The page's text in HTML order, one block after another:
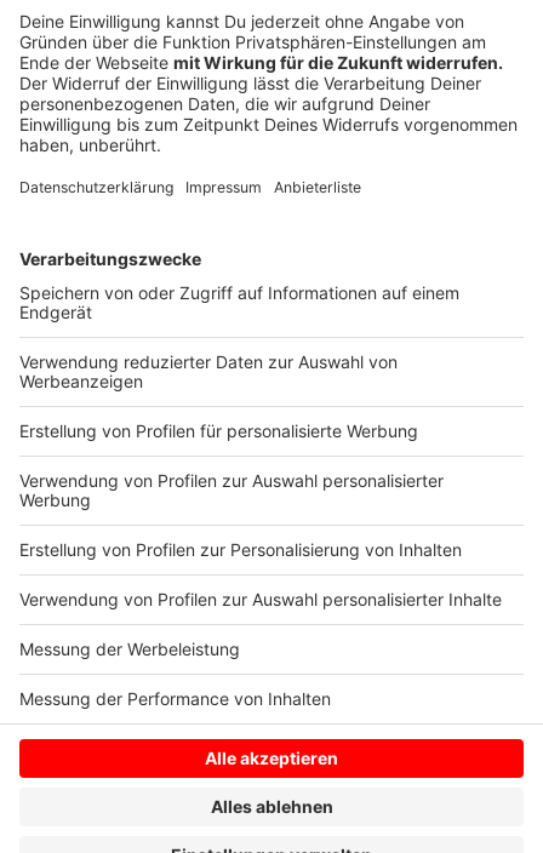
erkundet und es werden ordentlich Kilometer
zurückgelegt. Die Wertsachen und andere
Ausrüstungsgegenstände wie Regenjacke, Getränke
oder auch Tablet landen klassischerweise im
Rucksack. Allerdings ist der auch ein leichtes Opfer,
insbesondere in Situationen, in denen viel Gedränge
herrscht.
inzwischen von verschiedenen Herstellern. Und alle
haben eins gemeinsam: Die Reißverschlüsse und
Öffnungen sind versteckt. Oft befinden sie sich auf
der Rückenseite, sodass der Rucksack nicht zu öffnen
ist, wenn er normal getragen wird. Die etwas teureren
Modelle sind dabei sogar noch extra geschützt - vor
zum Beispiel Messerschnitten.
Anzeige
Anzeige